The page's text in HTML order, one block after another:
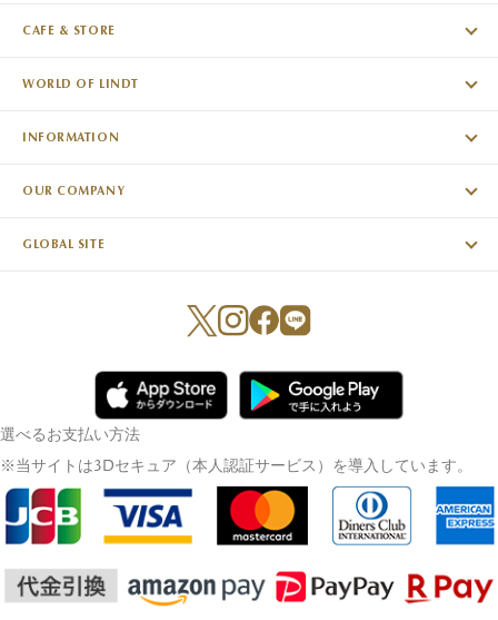
CAFE & STORE
WORLD OF LINDT
INFORMATION
OUR COMPANY
GLOBAL SITE
選べるお支払い方法
※当サイトは3Dセキュア（本人認証サービス）を導入しています。